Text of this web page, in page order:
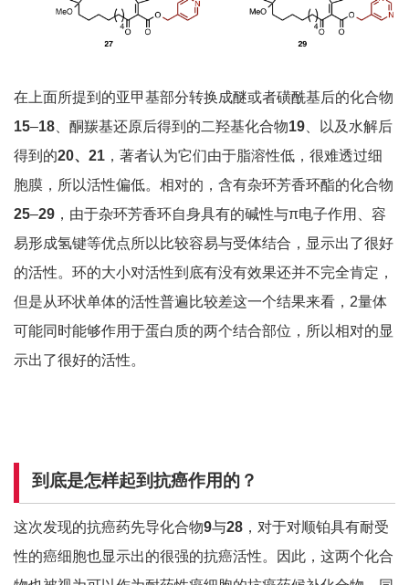
在上面所提到的亚甲基部分转换成醚或者磺酰基后的化合物
15–18 、酮羰基还原后得到的二羟基化合物19 、以及水解后
得到的20、21 ，著者认为它们由于脂溶性低，很难透过细
胞膜，所以活性偏低。相对的，含有杂环芳香环酯的化合物
25–29 ，由于杂环芳香环自身具有的碱性与π电子作用、容
易形成氢键等优点所以比较容易与受体结合，显示出了很好
的活性。环的大小对活性到底有没有效果还并不完全肯定，
但是从环状单体的活性普遍比较差这一个结果来看，2量体
可能同时能够作用于蛋白质的两个结合部位，所以相对的显
示出了很好的活性。
到底是怎样起到抗癌作用的？
这次发现的抗癌药先导化合物9与28 ，对于对顺铂具有耐受
性的癌细胞也显示出的很强的抗癌活性。因此，这两个化合